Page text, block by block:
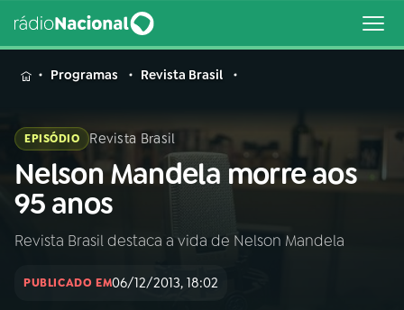
MENU
Buscar
na
Rádio
Nacional
Programas Revista Brasil
EPISÓDIO Revista Brasil
Nelson Mandela morre aos
95 anos
Revista Brasil destaca a vida de Nelson Mandela
PUBLICADO EM06/12/2013, 18:02